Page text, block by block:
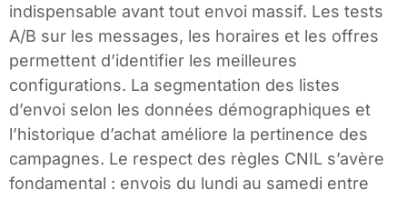
indispensable avant tout envoi massif. Les tests
A/B sur les messages, les horaires et les offres
permettent d’identifier les meilleures
configurations. La segmentation des listes
d’envoi selon les données démographiques et
l’historique d’achat améliore la pertinence des
campagnes. Le respect des règles CNIL s’avère
fondamental : envois du lundi au samedi entre